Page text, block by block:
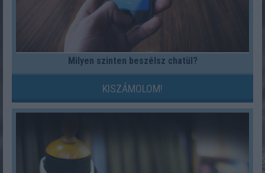
Milyen szinten beszélsz chatül?
KISZÁMOLOM!